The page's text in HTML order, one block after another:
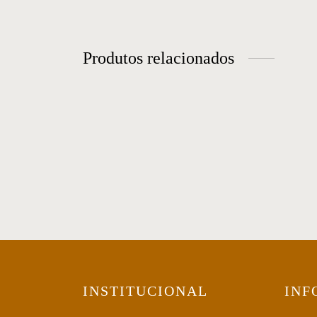
Produtos relacionados
INSTITUCIONAL